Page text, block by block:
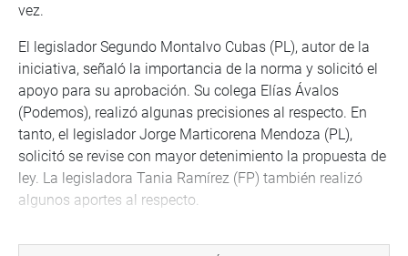
vez.
El legislador Segundo Montalvo Cubas (PL), autor de la
iniciativa, señaló la importancia de la norma y solicitó el
apoyo para su aprobación. Su colega Elías Ávalos
(Podemos), realizó algunas precisiones al respecto. En
tanto, el legislador Jorge Marticorena Mendoza (PL),
solicitó se revise con mayor detenimiento la propuesta de
ley. La legisladora Tania Ramírez (FP) también realizó
algunos aportes al respecto.